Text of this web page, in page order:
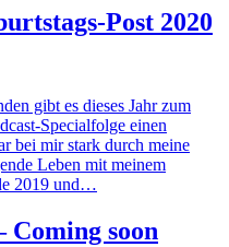
Post 2020
gibt es dieses Jahr zum
Specialfolge einen
bei mir stark durch meine
Leben mit meinem
2019 und…
Coming soon